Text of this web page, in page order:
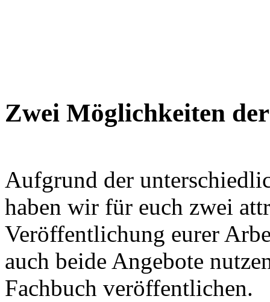
Zwei Möglichkeiten
Aufgrund der
haben wir für euch zwei
Veröffentlichung eurer
auch beide Angebote
Fachbuch veröffentlichen.